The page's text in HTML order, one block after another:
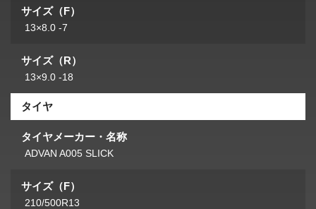
サイズ（F）
13×8.0 -7
サイズ（R）
13×9.0 -18
タイヤ
タイヤメーカー・名称
ADVAN A005 SLICK
サイズ（F）
210/500R13